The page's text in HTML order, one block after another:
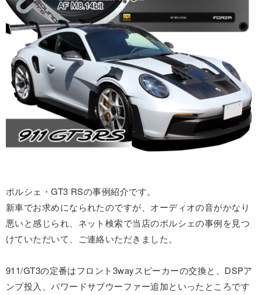
ポルシェ・GT3 RSの事例紹介です。
新車でお求めになられたのですが、オーディオの音がかなり
悪いと感じられ、ネット検索で当店のポルシェの事例を見つ
けていただいて、ご連絡いただきました。
911/GT3の定番はフロント3wayスピーカーの交換と、DSPア
ンプ投入、パワードサブウーファー追加といったところです